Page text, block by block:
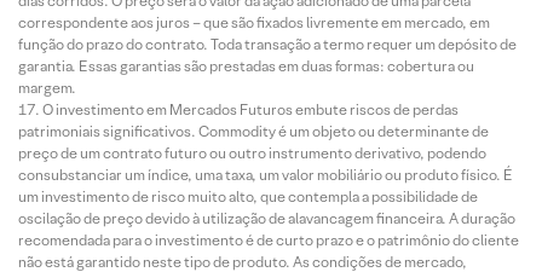
correspondente aos juros – que são fixados livremente em mercado, em
função do prazo do contrato. Toda transação a termo requer um depósito de
garantia. Essas garantias são prestadas em duas formas: cobertura ou
margem.
O investimento em Mercados Futuros embute riscos de perdas
patrimoniais significativos. Commodity é um objeto ou determinante de
preço de um contrato futuro ou outro instrumento derivativo, podendo
consubstanciar um índice, uma taxa, um valor mobiliário ou produto físico. É
um investimento de risco muito alto, que contempla a possibilidade de
oscilação de preço devido à utilização de alavancagem financeira. A duração
recomendada para o investimento é de curto prazo e o patrimônio do cliente
não está garantido neste tipo de produto. As condições de mercado,